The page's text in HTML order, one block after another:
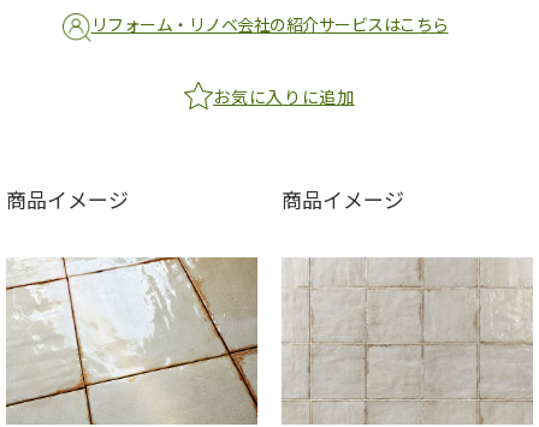
リフォーム・リノベ会社の紹介サービスはこちら
お気に入りに追加
商品イメージ 商品イメージ